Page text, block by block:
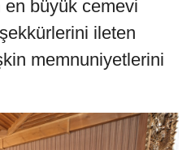
en büyük cemevi
ileten
memnuniyetlerini